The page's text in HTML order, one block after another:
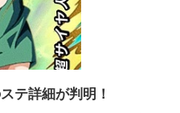
テ詳細が判明！